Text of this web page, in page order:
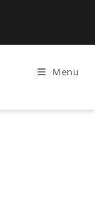
Menu